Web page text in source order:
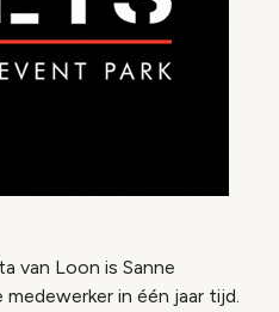
van Loon is Sanne
in één jaar tijd.